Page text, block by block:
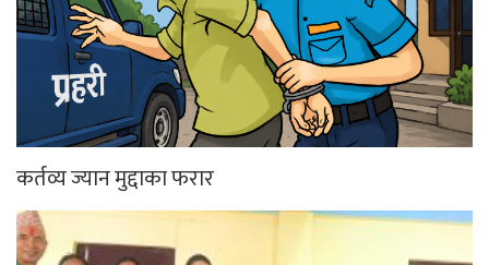
कर्तव्य ज्यान मुद्दाका फरार